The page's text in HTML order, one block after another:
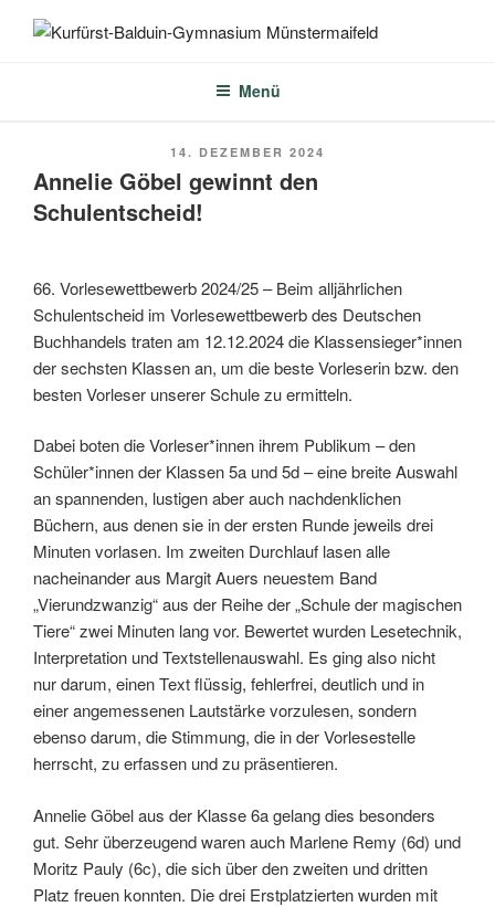
Inhalt
Menü
VERÖFFENTLICHT
AM
14. DEZEMBER 2024
Annelie Göbel gewinnt den
Schulentscheid!
66. Vorlesewettbewerb 2024/25 – Beim alljährlichen
Schulentscheid im Vorlesewettbewerb des Deutschen
Buchhandels traten am 12.12.2024 die Klassensieger*innen
der sechsten Klassen an, um die beste Vorleserin bzw. den
besten Vorleser unserer Schule zu ermitteln.
Dabei boten die Vorleser*innen ihrem Publikum – den
Schüler*innen der Klassen 5a und 5d – eine breite Auswahl
an spannenden, lustigen aber auch nachdenklichen
Büchern, aus denen sie in der ersten Runde jeweils drei
Minuten vorlasen. Im zweiten Durchlauf lasen alle
nacheinander aus Margit Auers neuestem Band
„Vierundzwanzig“ aus der Reihe der „Schule der magischen
Tiere“ zwei Minuten lang vor. Bewertet wurden Lesetechnik,
Interpretation und Textstellenauswahl. Es ging also nicht
nur darum, einen Text flüssig, fehlerfrei, deutlich und in
einer angemessenen Lautstärke vorzulesen, sondern
ebenso darum, die Stimmung, die in der Vorlesestelle
herrscht, zu erfassen und zu präsentieren.
Annelie Göbel aus der Klasse 6a gelang dies besonders
gut. Sehr überzeugend waren auch Marlene Remy (6d) und
Moritz Pauly (6c), die sich über den zweiten und dritten
Platz freuen konnten. Die drei Erstplatzierten wurden mit